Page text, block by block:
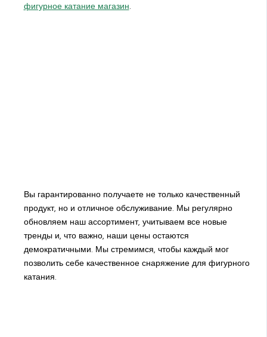
фигурное катание магазин
Вы гарантированно получаете не только качественный
продукт, но и отличное обслуживание. Мы регулярно
обновляем наш ассортимент, учитываем все новые
тренды и, что важно, наши цены остаются
демократичными. Мы стремимся, чтобы каждый мог
позволить себе качественное снаряжение для фигурного
катания.